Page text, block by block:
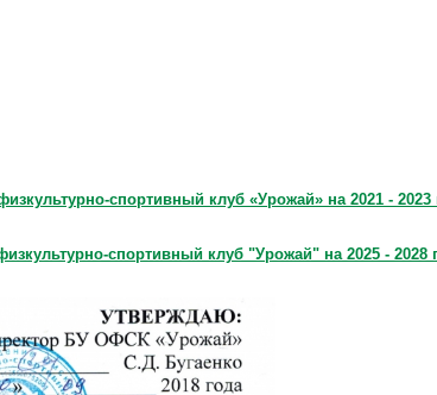
спортивный клуб «Урожай» на 2021 - 2023
спортивный клуб "Урожай" на 2025 - 2028